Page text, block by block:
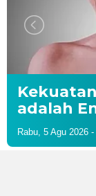
adalah
Rabu, 5 Agu 2026